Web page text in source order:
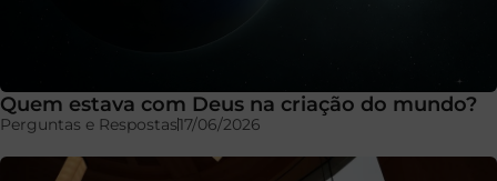
Quem estava com Deus na criação do mundo?
Perguntas e Respostas17/06/2026